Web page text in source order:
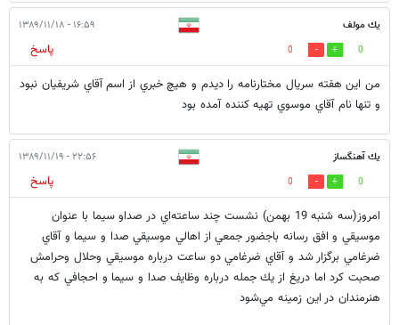
يك مولف ۱۶:۵۹ - ۱۳۸۹/۱۱/۱۸
0
0
پاسخ
من اين هفته سريال مختارنامه را ديدم و هيچ خبري از اسم آقاي شريفيان نبود
و تنها نام آقاي موسوي تهيه كننده آمده بود
يك آهنگساز ۲۲:۵۶ - ۱۳۸۹/۱۱/۱۹
0
0
پاسخ
امروز(سه شنبه 19 بهمن) نشست چند ساعته‌اي در صداو سيما با عنوان
موسيقي و افق رسانه باجضور جمعي از اهالي موسيقي صدا و سيما و آقاي
ضرغامي برگزار شد و آقاي ضرغامي دو ساعت درباره موسيقي وحلال وحرامش
صحبت كرد اما دريغ از يك جمله درباره وظايف صدا و سيما و احجافي كه به
هنرمندان در اين زمينه مي‌شود